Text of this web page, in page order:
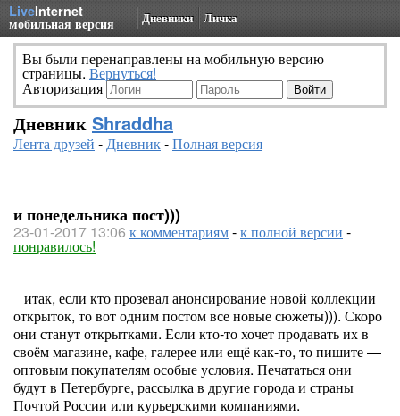
LiveInternet
мобильная версия Дневники Личка
Вы были перенаправлены на мобильную версию
страницы. Вернуться!
Авторизация
Дневник Shraddha
Лента друзей -Дневник-Полная версия
и понедельника пост)))
23-01-2017 13:06 к комментариям-к полной версии -
понравилось!
итак, если кто прозевал анонсирование новой коллекции
открыток, то вот одним постом все новые сюжеты))). Скоро
они станут открытками. Если кто-то хочет продавать их в
своём магазине, кафе, галерее или ещё как-то, то пишите —
оптовым покупателям особые условия. Печататься они
будут в Петербурге, рассылка в другие города и страны
Почтой России или курьерскими компаниями.